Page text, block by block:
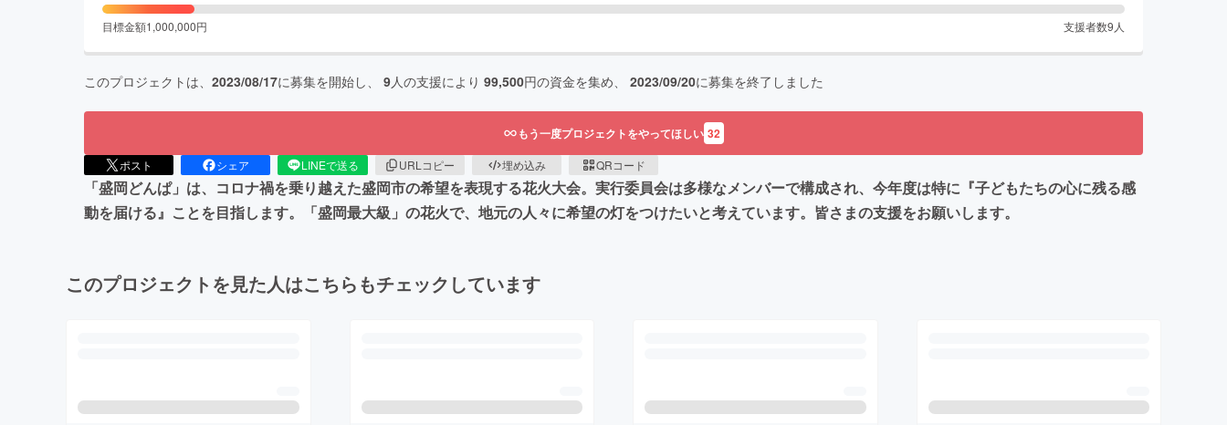
目標金額1,000,000円 支援者数9 人
このプロジェクトは、 2023/08/17に募集を開始し、 9人の支援により 99,500円の資金を集め、 2023/09/20に募集を終了しました
もう一度プロジェクトをやってほしい 32
ポスト シェア LINEで送る URLコピー 埋め込み QRコード
「盛岡どんぱ」は、コロナ禍を乗り越えた盛岡市の希望を表現する花火大会。実行委員会は多様なメンバーで構成され、今年度は特に『子どもたちの心に残る感
動を届ける』ことを目指します。「盛岡最大級」の花火で、地元の人々に希望の灯をつけたいと考えています。皆さまの支援をお願いします。
このプロジェクトを見た人はこちらもチェックしています